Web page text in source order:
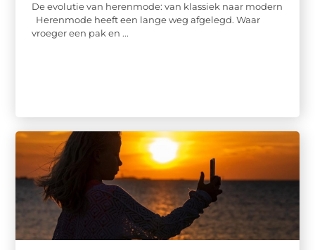
De evolutie van herenmode: van klassiek naar modern
Herenmode heeft een lange weg afgelegd. Waar
vroeger een pak en ...